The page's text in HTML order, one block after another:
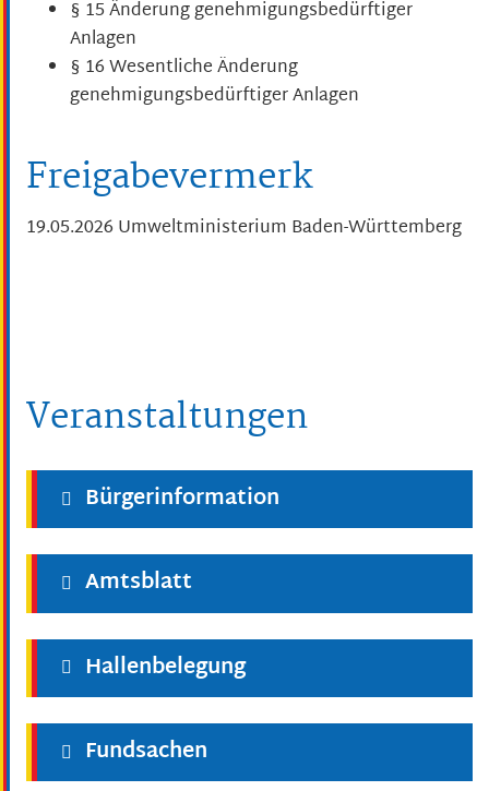
§ 15Änderung genehmigungsbedürftiger
Anlagen
§ 16 Wesentliche Änderung
genehmigungsbedürftiger Anlagen
Freigabevermerk
19.05.2026 Umweltministerium Baden-Württemberg
Veranstaltungen
Bürgerinformation
Amtsblatt
Hallenbelegung
Fundsachen